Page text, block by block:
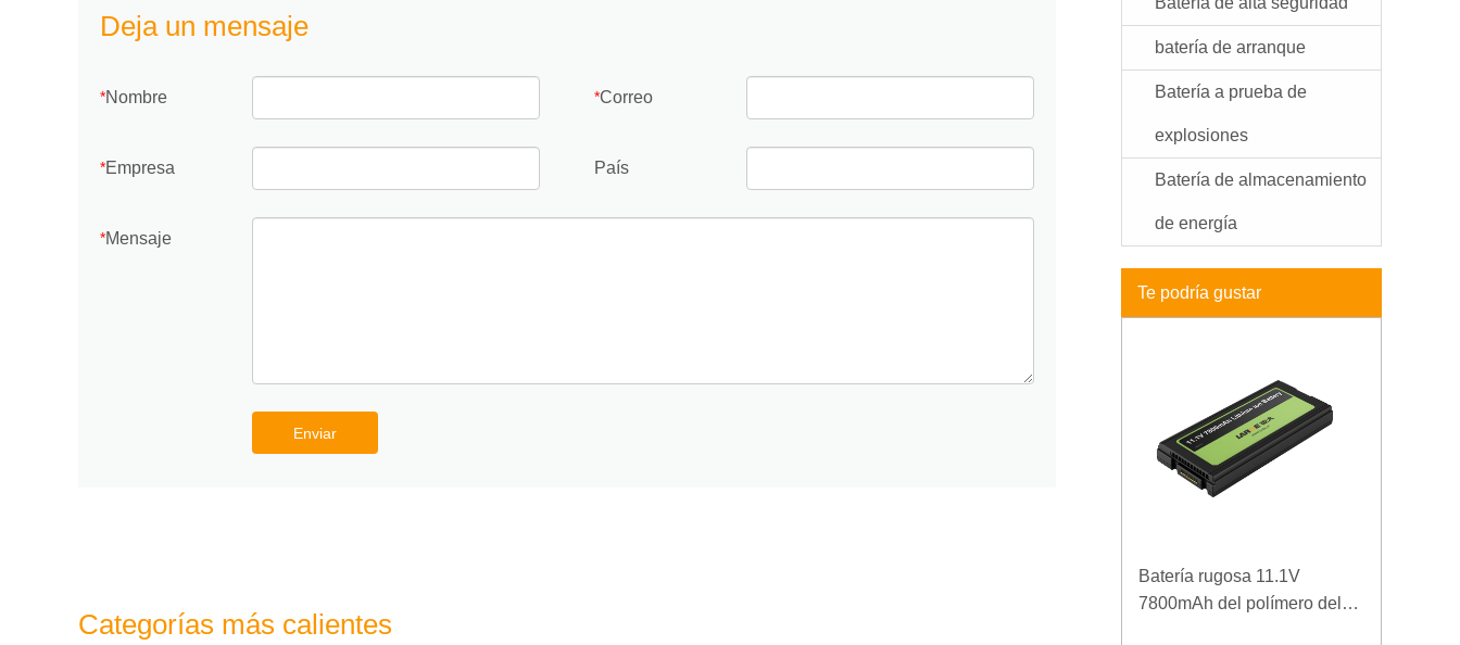
Deja un mensaje
*Nombre *Correo
*Empresa País
*Mensaje
Enviar
Categorías más calientes
batería de arranque
Batería a prueba de
explosiones
Batería de almacenamiento
de energía
Te podría gustar
Batería rugosa 11.1V
7800mAh del polímero del